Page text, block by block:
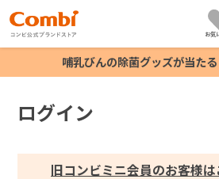
お気
哺乳びんの除菌グッズが当た
ログイン
旧コンビミニ会員のお客様